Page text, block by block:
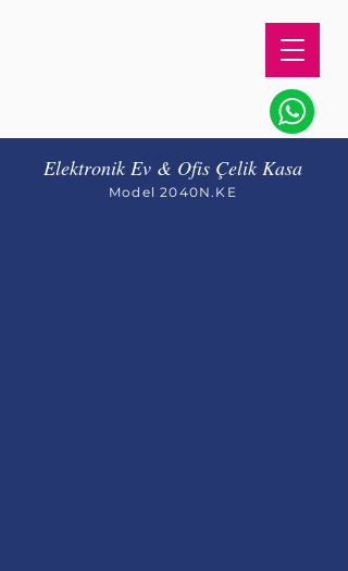
Elektronik Ev & Ofis Çelik Kasa
Model 2040N.KE